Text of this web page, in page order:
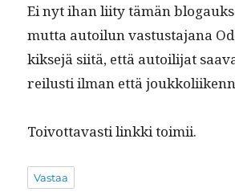
Ei nyt ihan liity tämän
mut­ta autoilun vas­tus­ta­jana
kik­se­jä siitä, että autoil­i­jat
reilusti ilman että
Toiv­ot­tavasti link­ki toimii.
Vastaa